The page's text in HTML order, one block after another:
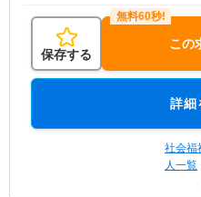
保存する
この
詳細
社会
人一覧